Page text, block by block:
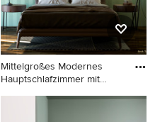
Mittelgroßes Modernes
Hauptschlafzimmer mit
Mittelgroßes Modernes